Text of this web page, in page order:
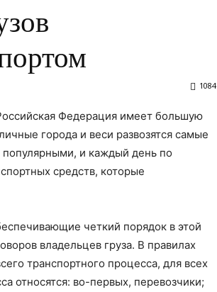
1084
Федерация имеет большую
города и веси развозятся самые
популярными, и каждый день по
средств, которые
четкий порядок в этой
владельцев груза. В правилах
транспортного процесса, для всех
относятся: во-первых, перевозчики;